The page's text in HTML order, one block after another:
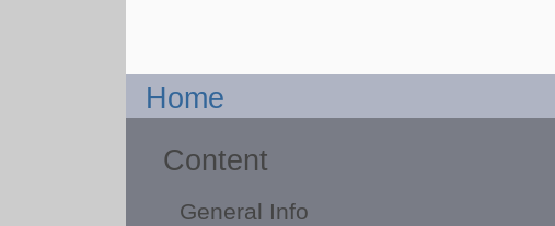
Home
Content
General Info